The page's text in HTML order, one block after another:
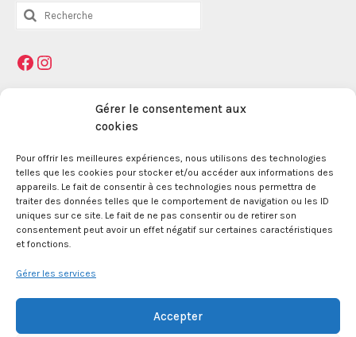
Gérer le consentement aux
cookies
Pour offrir les meilleures expériences, nous utilisons des technologies
telles que les cookies pour stocker et/ou accéder aux informations des
appareils. Le fait de consentir à ces technologies nous permettra de
traiter des données telles que le comportement de navigation ou les ID
uniques sur ce site. Le fait de ne pas consentir ou de retirer son
consentement peut avoir un effet négatif sur certaines caractéristiques
et fonctions.
Gérer les services
Accepter
Rechercher
:
Facebook
Instagram
Mentions légales
La Maison des Jeunes et de la Culture Jacques
Prévert est une association enregistrée le 09
décembre 1959 auprès de la Préfecture des Bouches
du Rhône.
Provence.
SIRET 381 083 880 00017